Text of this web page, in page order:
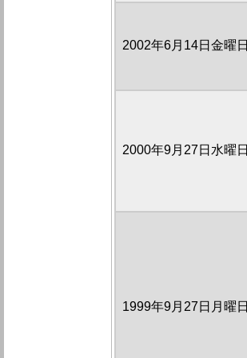
2002年6月14日金曜日
2000年9月27日水曜日
1999年9月27日月曜日